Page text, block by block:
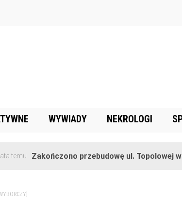
WYWIADY NEKROLOGI
przebudowę ul. Topolowej w